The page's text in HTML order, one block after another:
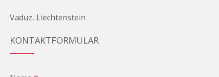
Vaduz, Liechtenstein
KONTAKTFORMULAR